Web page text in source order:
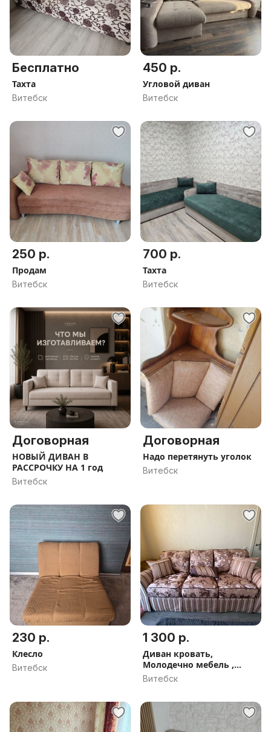
Бесплатно
Тахта
Витебск
450 р.
Угловой диван
Витебск
250 р.
Продам
Витебск
700 р.
Тахта
Витебск
Договорная
НОВЫЙ ДИВАН В
РАССРОЧКУ НА 1 год
Витебск
Договорная
Надо перетянуть уголок
Витебск
230 р.
Клесло
Витебск
1 300 р.
Диван кровать,
Молодечно мебель ,
ткань Турция
Витебск